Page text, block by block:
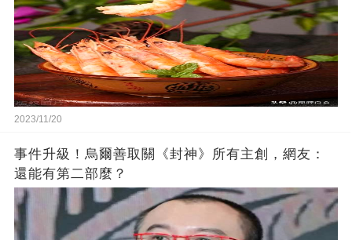
2023/11/20
事件升級！烏爾善取關《封神》所有主創，網友：
還能有第二部麼？